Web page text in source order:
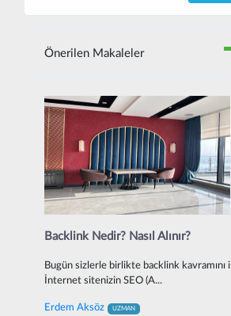
Önerilen Makaleler
Backlink Nedir? Nasıl Alınır?
Bugün sizlerle birlikte backlink kavramını
İnternet sitenizin SEO (A...
Erdem Aksöz UZMAN